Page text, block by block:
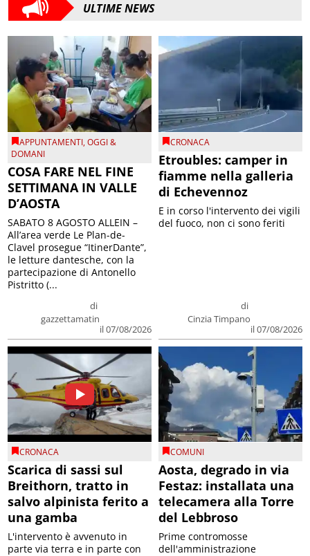
ULTIME NEWS
APPUNTAMENTI,OGGI &
DOMANI
COSA FARE NEL FINE
SETTIMANA IN VALLE
D’AOSTA
di
gazzettamatin
il 07/08/2026
SABATO 8 AGOSTO ALLEIN –
All’area verde Le Plan-de-
Clavel prosegue “ItinerDante”,
le letture dantesche, con la
partecipazione di Antonello
Pistritto (...
CRONACA
Etroubles: camper in
fiamme nella galleria
di Echevennoz
di
Cinzia Timpano
il 07/08/2026
E in corso l'intervento dei vigili
del fuoco, non ci sono feriti
CRONACA
Scarica di sassi sul
Breithorn, tratto in
salvo alpinista ferito a
una gamba
L'intervento è avvenuto in
parte via terra e in parte con
COMUNI
Aosta, degrado in via
Festaz: installata una
telecamera alla Torre
del Lebbroso
Prime contromosse
dell'amministrazione